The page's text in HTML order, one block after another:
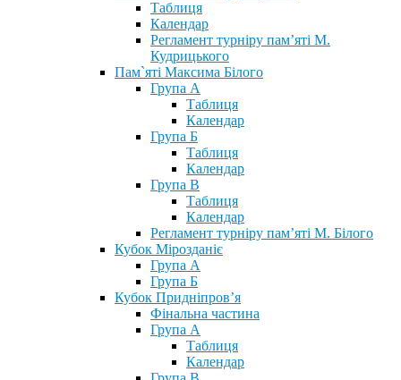
Таблиця
Календар
Регламент турніру пам’яті М.
Кудрицького
Пам`яті Максима Білого
Група А
Таблиця
Календар
Група Б
Таблиця
Календар
Група В
Таблиця
Календар
Регламент турніру пам’яті М. Білого
Кубок Мірозданіє
Група А
Група Б
Кубок Придніпров’я
Фінальна частина
Група А
Таблиця
Календар